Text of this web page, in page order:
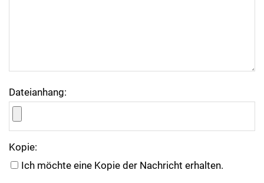
Dateianhang:
Kopie:
Ich möchte eine Kopie der Nachricht erhalten.